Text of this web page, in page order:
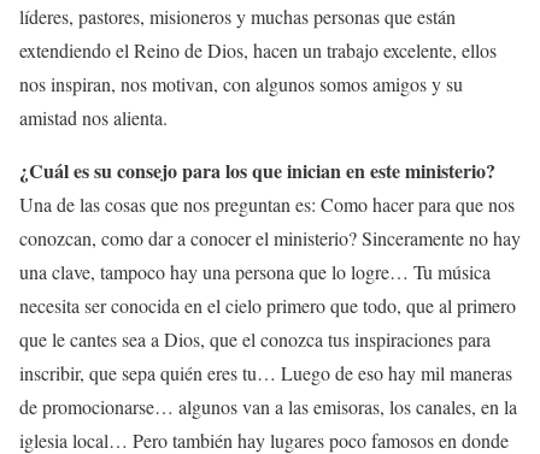
líderes, pastores, misioneros y muchas personas que están
extendiendo el Reino de Dios, hacen un trabajo excelente, ellos
nos inspiran, nos motivan, con algunos somos amigos y su
amistad nos alienta.
¿Cuál es su consejo para los que inician en este ministerio?
Una de las cosas que nos preguntan es: Como hacer para que nos
conozcan, como dar a conocer el ministerio? Sinceramente no hay
una clave, tampoco hay una persona que lo logre… Tu música
necesita ser conocida en el cielo primero que todo, que al primero
que le cantes sea a Dios, que el conozca tus inspiraciones para
inscribir, que sepa quién eres tu… Luego de eso hay mil maneras
de promocionarse… algunos van a las emisoras, los canales, en la
iglesia local… Pero también hay lugares poco famosos en donde